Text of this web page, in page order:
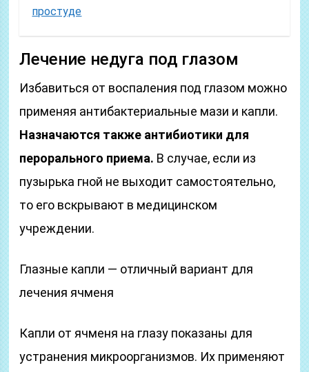
простуде
Лечение недуга под глазом
Избавиться от воспаления под глазом можно
применяя антибактериальные мази и капли.
Назначаются также антибиотики для
перорального приема. В случае, если из
пузырька гной не выходит самостоятельно,
то его вскрывают в медицинском
учреждении.
Глазные капли — отличный вариант для
лечения ячменя
Капли от ячменя на глазу показаны для
устранения микроорганизмов. Их применяют